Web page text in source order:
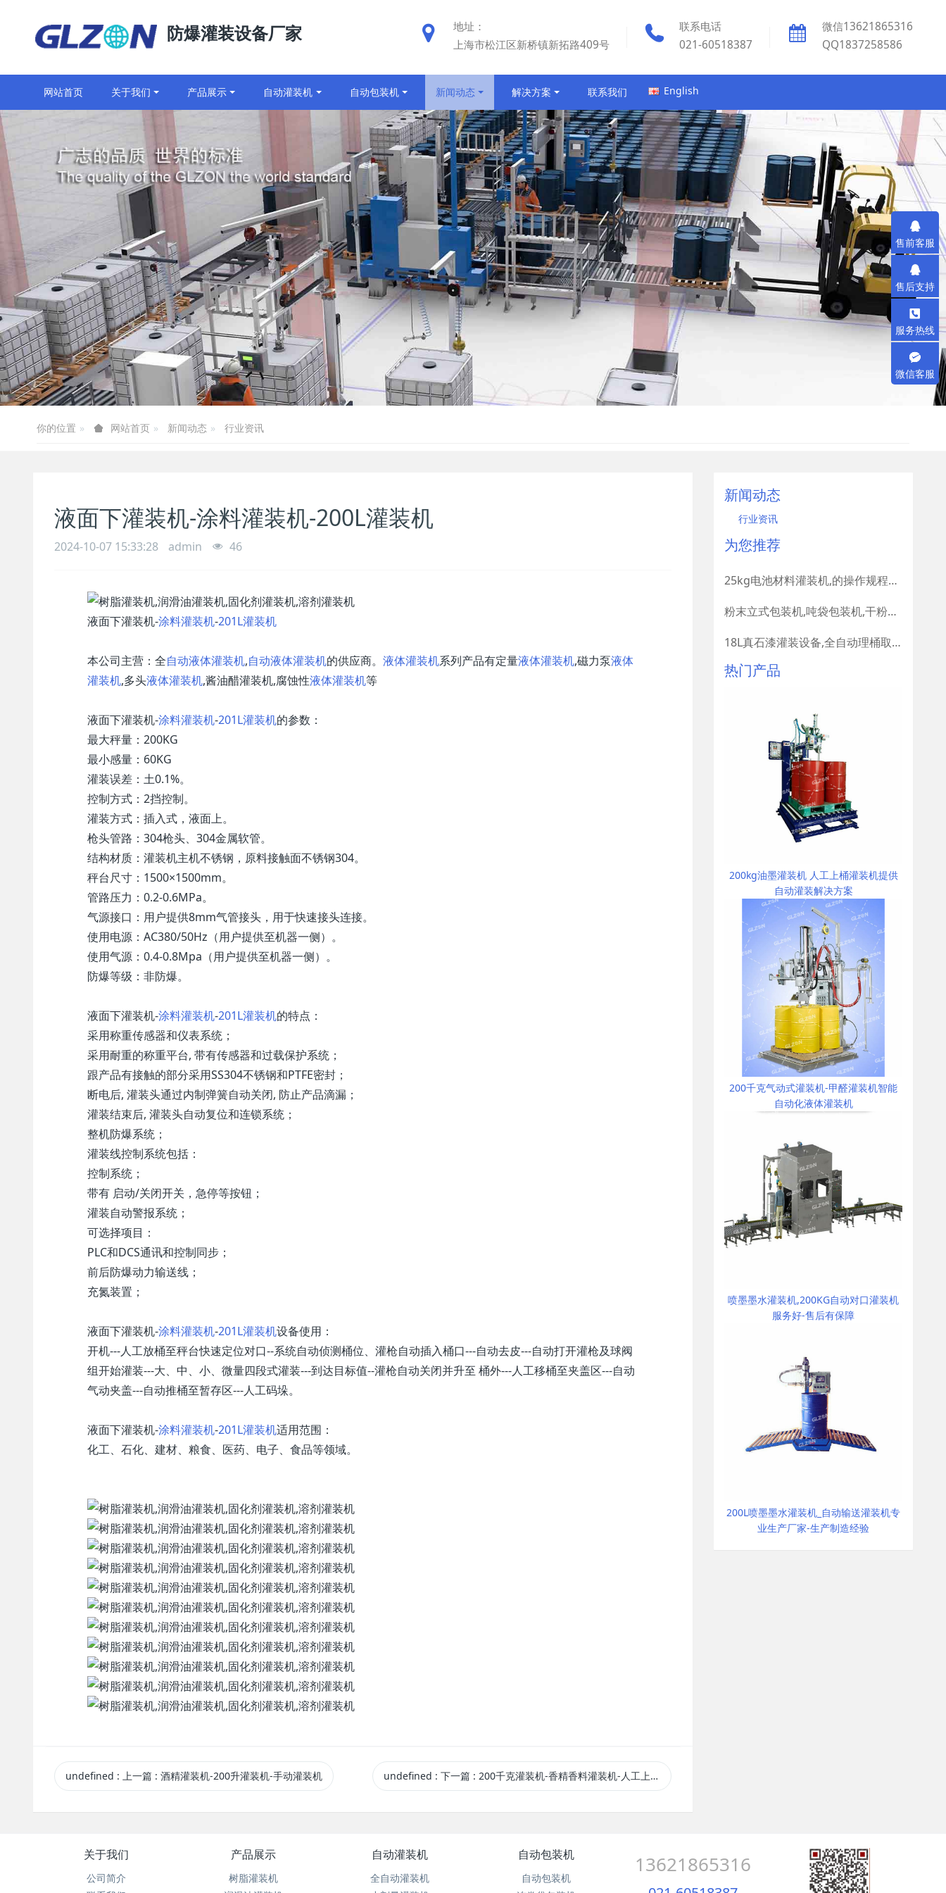
地址：
上海市松江区新桥镇新拓路409号
联系电话
021-60518387
微信13621865316
QQ1837258586
防爆灌装设备厂家
网站首页 关于我们 产品展示 自动灌装机 自动包装机 新闻动态 解决方案 联系我们 English
你的位置 网站首页 新闻动态 行业资讯
液面下灌装机-涂料灌装机-200L灌装机
2024-10-07 15:33:28 admin 46
液面下灌装机-涂料灌装机-201L灌装机
本公司主营：全自动液体灌装机,自动液体灌装机的供应商。 液体灌装机系列产品有定量液体灌装机,磁力泵液体
灌装机,多头液体灌装机,酱油醋灌装机,腐蚀性液体灌装机等
液面下灌装机-涂料灌装机-201L灌装机的参数：
最大秤量：200KG
最小感量：60KG
灌装误差：土0.1%。
控制方式：2挡控制。
灌装方式：插入式，液面上。
枪头管路：304枪头、304金属软管。
结构材质：灌装机主机不锈钢，原料接触面不锈钢304。
秤台尺寸：1500×1500mm。
管路压力：0.2-0.6MPa。
气源接口：用户提供8mm气管接头，用于快速接头连接。
使用电源：AC380/50Hz（用户提供至机器一侧）。
使用气源：0.4-0.8Mpa（用户提供至机器一侧）。
防爆等级：非防爆。
液面下灌装机-涂料灌装机-201L灌装机的特点：
采用称重传感器和仪表系统；
采用耐重的称重平台, 带有传感器和过载保护系统；
跟产品有接触的部分采用SS304不锈钢和PTFE密封；
断电后, 灌装头通过内制弹簧自动关闭, 防止产品滴漏；
灌装结束后, 灌装头自动复位和连锁系统；
整机防爆系统；
灌装线控制系统包括：
控制系统；
带有 启动/关闭开关，急停等按钮；
灌装自动警报系统；
可选择项目：
PLC和DCS通讯和控制同步；
前后防爆动力输送线；
充氮装置；
液面下灌装机-涂料灌装机-201L灌装机设备使用：
开机---人工放桶至秤台快速定位对口--系统自动侦测桶位、灌枪自动插入桶口---自动去皮---自动打开灌枪及球阀
组开始灌装---大、中、小、微量四段式灌装---到达目标值--灌枪自动关闭并升至 桶外---人工移桶至夹盖区---自动
气动夹盖---自动推桶至暂存区---人工码垛。
液面下灌装机-涂料灌装机-201L灌装机适用范围：
化工、石化、建材、粮食、医药、电子、食品等领域。
undefined : 上一篇 : 酒精灌装机-200升灌装机-手动灌装机 undefined : 下一篇 : 200千克灌装机-香精香料灌装机-人工上桶灌装机
新闻动态
行业资讯
为您推荐
25kg电池材料灌装机,的操作规程有哪些要求
粉末立式包装机,吨袋包装机,干粉建材包装机
18L真石漆灌装设备,全自动理桶取桶设备
热门产品
200kg油墨灌装机 人工上桶灌装机提供
自动灌装解决方案
200千克气动式灌装机-甲醛灌装机智能
自动化液体灌装机
喷墨墨水灌装机,200KG自动对口灌装机
服务好-售后有保障
200L喷墨墨水灌装机_自动输送灌装机专
业生产厂家-生产制造经验
关于我们
公司简介
产品展示
树脂灌装机
自动灌装机
全自动灌装机
自动包装机
自动包装机
13621865316
售前客服
售后支持
服务热线
微信客服